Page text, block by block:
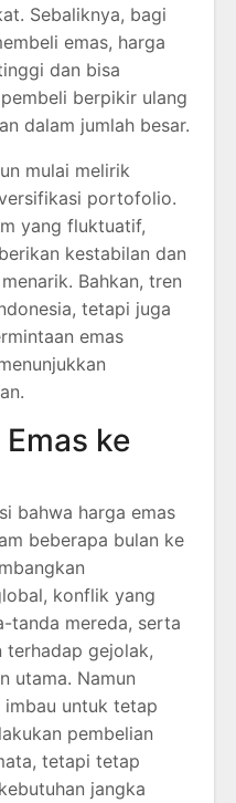
Sebaliknya, bagi
emas, harga
dan bisa
berpikir ulang
dalam jumlah besar.
mulai melirik
portofolio.
yang fluktuatif,
kestabilan dan
Bahkan, tren
tetapi juga
emas
ke
bahwa harga emas
beberapa bulan ke
konflik yang
tanda mereda, serta
terhadap gejolak,
utama. Namun
untuk tetap
pembelian
tetapi tetap
jangka